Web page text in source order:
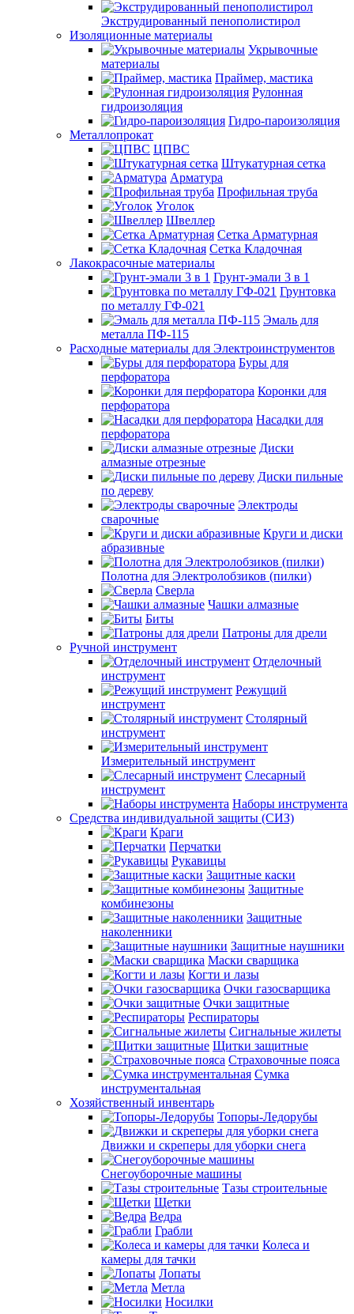
Экструдированный пенополистирол
Изоляционные материалы
Укрывочные
материалы
Праймер, мастика
Рулонная
гидроизоляция
Гидро-пароизоляция
Металлопрокат
ЦПВС
Штукатурная сетка
Арматура
Профильная труба
Уголок
Швеллер
Сетка Арматурная
Сетка Кладочная
Лакокрасочные материалы
Грунт-эмали 3 в 1
Грунтовка
по металлу ГФ-021
Эмаль для
металла ПФ-115
Расходные материалы для Электроинструментов
Буры для
перфоратора
Коронки для
перфоратора
Насадки для
перфоратора
Диски
алмазные отрезные
Диски пильные
по дереву
Электроды
сварочные
Круги и диски
абразивные
Полотна для Электролобзиков (пилки)
Сверла
Чашки алмазные
Биты
Патроны для дрели
Ручной инструмент
Отделочный
инструмент
Режущий
инструмент
Столярный
инструмент
Измерительный инструмент
Слесарный
инструмент
Наборы инструмента
Средства индивидуальной защиты (СИЗ)
Краги
Перчатки
Рукавицы
Защитные каски
Защитные
комбинезоны
Защитные
наколенники
Защитные наушники
Маски сварщика
Когти и лазы
Очки газосварщика
Очки защитные
Респираторы
Сигнальные жилеты
Щитки защитные
Страховочные пояса
Сумка
инструментальная
Хозяйственный инвентарь
Топоры-Ледорубы
Движки и скреперы для уборки снега
Снегоуборочные машины
Тазы строительные
Щетки
Ведра
Грабли
Колеса и
камеры для тачки
Лопаты
Метла
Носилки